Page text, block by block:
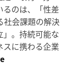
のは、「性差
社会課題の解決
」。持続可能な
に携わる企業